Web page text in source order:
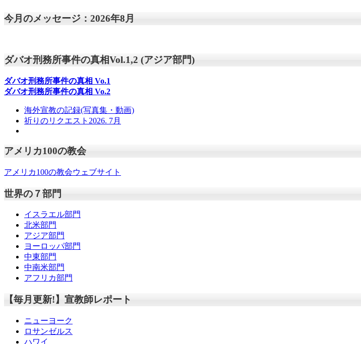
今月のメッセージ：2026年8月
ダバオ刑務所事件の真相Vol.1,2 (アジア部門)
ダバオ刑務所事件の真相 Vo.1
ダバオ刑務所事件の真相 Vo.2
海外宣教の記録(写真集・動画)
祈りのリクエスト2026. 7月
アメリカ100の教会
アメリカ100の教会ウェブサイト
世界の７部門
イスラエル部門
北米部門
アジア部門
ヨーロッパ部門
中東部門
中南米部門
アフリカ部門
【毎月更新!】宣教師レポート
ニューヨーク
ロサンゼルス
ハワイ